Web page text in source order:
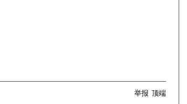
举报 顶端